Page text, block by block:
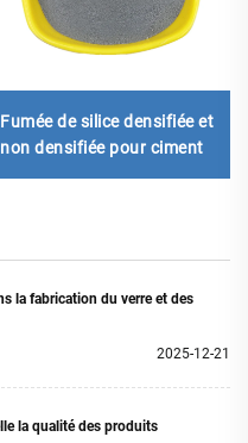
Fumée de silice densifiée et
non densifiée pour ciment
la fabrication du verre et des
2025-12-21
la qualité des produits